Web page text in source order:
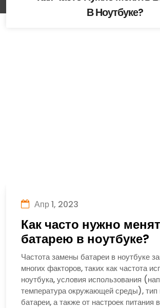
В Ноутбуке?
Апр 1, 2023
Как часто нужно
батарею в ноутбуке?
Частота замены батареи в ноутбуке
многих факторов, таких как частота
ноутбука, условия использования
температура окружающей среды), тип
батареи, а также от настроек питания